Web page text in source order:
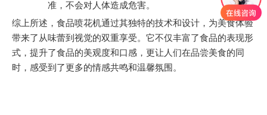
准，不会对人体造成危害。
综上所述，食品喷花机通过其独特的技术和设计，为美食体验
带来了从味蕾到视觉的双重享受。它不仅丰富了食品的表现形
式，提升了食品的美观度和口感，更让人们在品尝美食的同
时，感受到了更多的情感共鸣和温馨氛围。